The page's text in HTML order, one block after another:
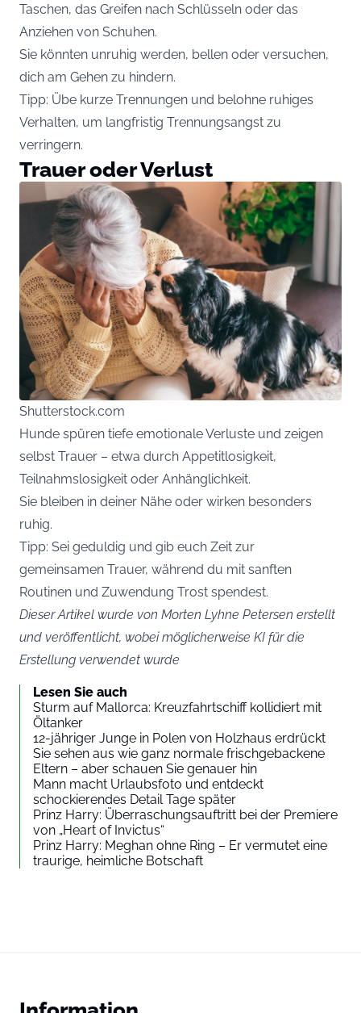
Taschen, das Greifen nach Schlüsseln oder das
Anziehen von Schuhen.
Sie könnten unruhig werden, bellen oder versuchen,
dich am Gehen zu hindern.
Tipp: Übe kurze Trennungen und belohne ruhiges
Verhalten, um langfristig Trennungsangst zu
verringern.
Trauer oder Verlust
Shutterstock.com
Hunde spüren tiefe emotionale Verluste und zeigen
selbst Trauer – etwa durch Appetitlosigkeit,
Teilnahmslosigkeit oder Anhänglichkeit.
Sie bleiben in deiner Nähe oder wirken besonders
ruhig.
Tipp: Sei geduldig und gib euch Zeit zur
gemeinsamen Trauer, während du mit sanften
Routinen und Zuwendung Trost spendest.
Dieser Artikel wurde von Morten Lyhne Petersen erstellt
und veröffentlicht, wobei möglicherweise KI für die
Erstellung verwendet wurde
Lesen Sie auch
Sturm auf Mallorca: Kreuzfahrtschiff kollidiert mit
Öltanker
12-jähriger Junge in Polen von Holzhaus erdrückt
Sie sehen aus wie ganz normale frischgebackene
Eltern – aber schauen Sie genauer hin
Mann macht Urlaubsfoto und entdeckt
schockierendes Detail Tage später
Prinz Harry: Überraschungsauftritt bei der Premiere
von „Heart of Invictus“
Prinz Harry: Meghan ohne Ring – Er vermutet eine
traurige, heimliche Botschaft